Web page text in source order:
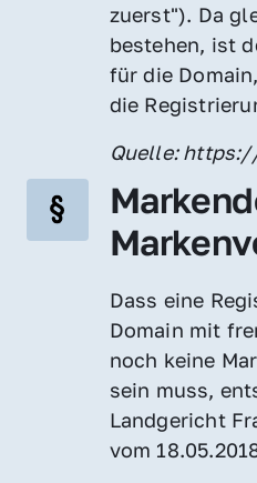
zuerst"). Da
bestehen, ist
für die
die
Quelle:
Dass eine
Domain mit
noch keine
sein muss,
Landgericht
vom